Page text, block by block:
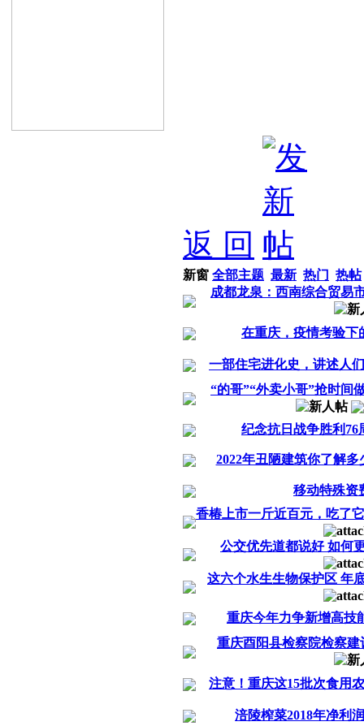
返 回
新窗 全部主题 最新 热门
热帖
成都龙泉：西南综合贸易
在重庆，疫情考验下
一部住宅进化史，讲述人
“的哥”“外卖小哥”抢时间
纪念抗日战争胜利76
2022年丑陋建筑你了解多
移动特殊资
香椿上市一斤近百元，吃了
公交优先道都说好 如何
这六个水生生物保护区 年
重庆今年力争新增高技
重庆酉阳县检察院检察
注意！重庆这15批次食用
涪陵榨菜2018年净利